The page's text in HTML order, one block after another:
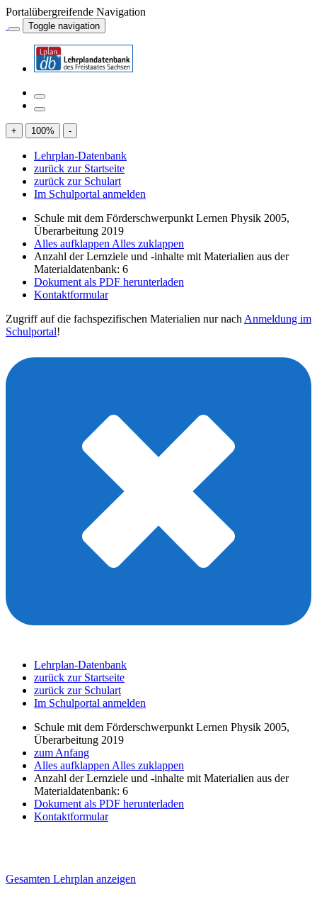
Portalübergreifende Navigation
Toggle navigation
+ 100% -
Lehrplan-Datenbank
zurück zur Startseite
zurück zur Schulart
Im Schulportal anmelden
Schule mit dem Förderschwerpunkt Lernen Physik 2005,
Überarbeitung 2019
Alles aufklappen Alles zuklappen
Anzahl der Lernziele und -inhalte mit Materialien aus der
Materialdatenbank: 6
Dokument als PDF herunterladen
Kontaktformular
Zugriff auf die fachspezifischen Materialien nur nach Anmeldung im
Schulportal!
Lehrplan-Datenbank
zurück zur Startseite
zurück zur Schulart
Im Schulportal anmelden
Schule mit dem Förderschwerpunkt Lernen Physik 2005,
Überarbeitung 2019
zum Anfang
Alles aufklappen Alles zuklappen
Anzahl der Lernziele und -inhalte mit Materialien aus der
Materialdatenbank: 6
Dokument als PDF herunterladen
Kontaktformular
Gesamten Lehrplan anzeigen